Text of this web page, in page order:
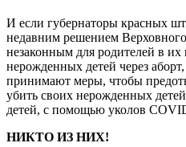
И если губернаторы красных
недавним решением Верховного
незаконным для родителей в их
нерожденных детей через
принимают меры, чтобы
убить своих нерожденных
детей, с помощью уколов
НИКТО ИЗ НИХ!